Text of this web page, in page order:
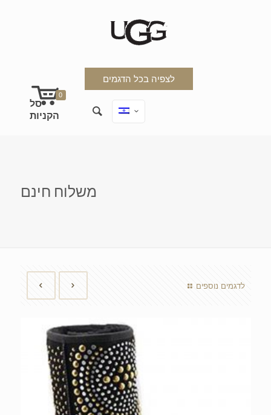
לצפיה בכל הדגמים
0
משלוח חינם
לדגמים נוספים